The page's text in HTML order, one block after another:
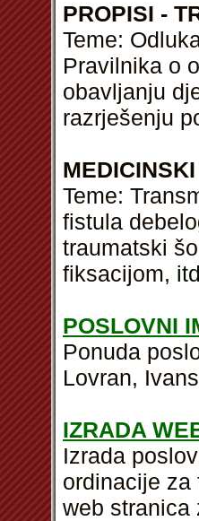
PROPISI -
Teme:
Pravilnika o
obavljanju
razrješenju
Teme:
fistula
traumatski
fiksacijom, itd
POSLOVNI
Ponuda
Lovran,
IZRADA
Izrada
ordinacije
web stranica